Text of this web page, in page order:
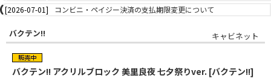
[2026-07-01]
コンビニ・ペイジー決済の支払期限変更について
バクテン!! キャビネット
バクテン!! アクリルブロック 美里良夜 七夕祭りver. [バクテン!!]